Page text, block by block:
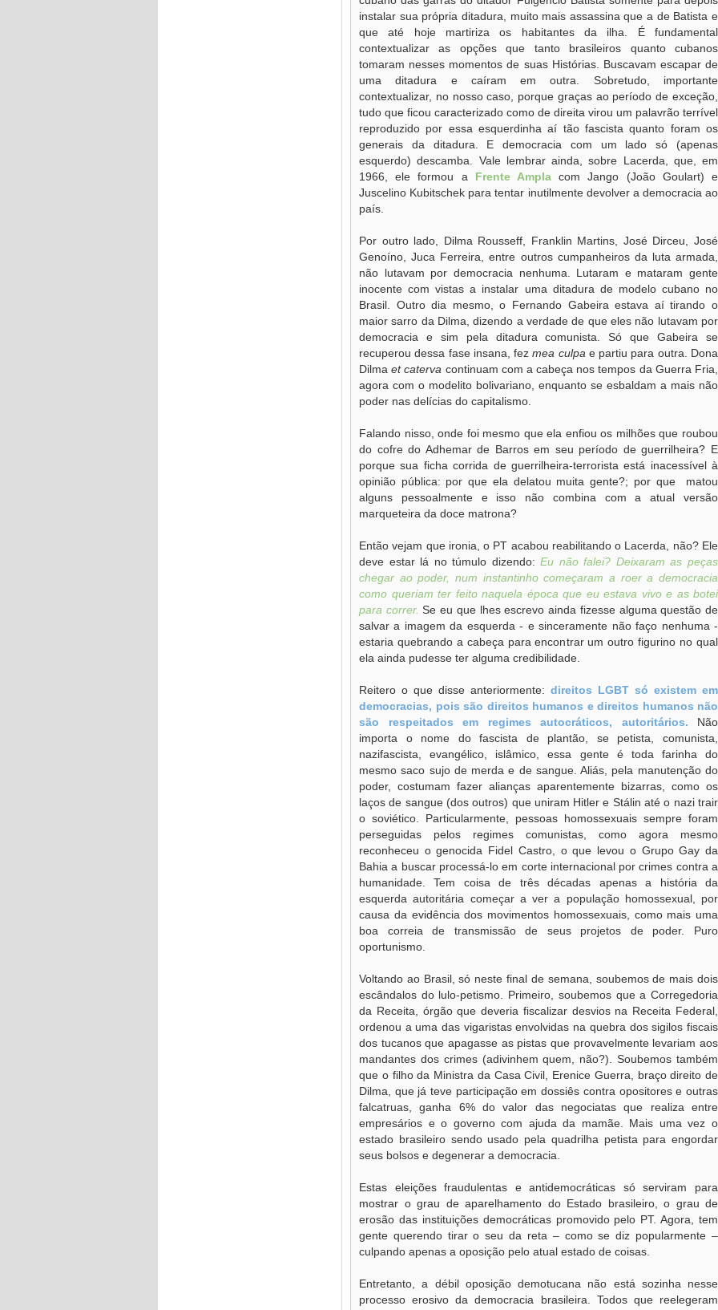
instalar sua própria ditadura, muito mais assassina que a de Batista e
que até hoje martiriza os habitantes da ilha. É fundamental
contextualizar as opções que tanto brasileiros quanto cubanos
tomaram nesses momentos de suas Histórias. Buscavam escapar de
uma ditadura e caíram em outra. Sobretudo, importante
contextualizar, no nosso caso, porque graças ao período de exceção,
tudo que ficou caracterizado como de direita virou um palavrão terrível
reproduzido por essa esquerdinha aí tão fascista quanto foram os
generais da ditadura. E democracia com um lado só (apenas
esquerdo) descamba. Vale lembrar ainda, sobre Lacerda, que, em
1966, ele formou a Frente Ampla com Jango (João Goulart) e
Juscelino Kubitschek para tentar inutilmente devolver a democracia ao
país.
Por outro lado, Dilma Rousseff, Franklin Martins, José Dirceu, José
Genoíno, Juca Ferreira, entre outros cumpanheiros da luta armada,
não lutavam por democracia nenhuma. Lutaram e mataram gente
inocente com vistas a instalar uma ditadura de modelo cubano no
Brasil. Outro dia mesmo, o Fernando Gabeira estava aí tirando o
maior sarro da Dilma, dizendo a verdade de que eles não lutavam por
democracia e sim pela ditadura comunista. Só que Gabeira se
recuperou dessa fase insana, fez mea culpa e partiu para outra. Dona
Dilmaet caterva continuam com a cabeça nos tempos da Guerra Fria,
agora com o modelito bolivariano, enquanto se esbaldam a mais não
poder nas delícias do capitalismo.
Falando nisso, onde foi mesmo que ela enfiou os milhões que roubou
do cofre do Adhemar de Barros em seu período de guerrilheira? E
porque sua ficha corrida de guerrilheira-terrorista está inacessível à
opinião pública: por que ela delatou muita gente?; por que matou
alguns pessoalmente e isso não combina com a atual versão
marqueteira da doce matrona?
Então vejam que ironia, o PT acabou reabilitando o Lacerda, não? Ele
deve estar lá no túmulo dizendo:Eu não falei? Deixaram as peças
chegar ao poder, num instantinho começaram a roer a democracia
como queriam ter feito naquela época que eu estava vivo e as botei
para correr. Se eu que lhes escrevo ainda fizesse alguma questão de
salvar a imagem da esquerda - e sinceramente não faço nenhuma -
estaria quebrando a cabeça para encontrar um outro figurino no qual
ela ainda pudesse ter alguma credibilidade.
Reitero o que disse anteriormente: direitos LGBT só existem em
democracias, pois são direitos humanos e direitos humanos não
são respeitados em regimes autocráticos, autoritários. Não
importa o nome do fascista de plantão, se petista, comunista,
nazifascista, evangélico, islâmico, essa gente é toda farinha do
mesmo saco sujo de merda e de sangue. Aliás, pela manutenção do
poder, costumam fazer alianças aparentemente bizarras, como os
laços de sangue (dos outros) que uniram Hitler e Stálin até o nazi trair
o soviético. Particularmente, pessoas homossexuais sempre foram
perseguidas pelos regimes comunistas, como agora mesmo
reconheceu o genocida Fidel Castro, o que levou o Grupo Gay da
Bahia a buscar processá-lo em corte internacional por crimes contra a
humanidade. Tem coisa de três décadas apenas a história da
esquerda autoritária começar a ver a população homossexual, por
causa da evidência dos movimentos homossexuais, como mais uma
boa correia de transmissão de seus projetos de poder. Puro
oportunismo.
Voltando ao Brasil, só neste final de semana, soubemos de mais dois
escândalos do lulo-petismo. Primeiro, soubemos que a Corregedoria
da Receita, órgão que deveria fiscalizar desvios na Receita Federal,
ordenou a uma das vigaristas envolvidas na quebra dos sigilos fiscais
dos tucanos que apagasse as pistas que provavelmente levariam aos
mandantes dos crimes (adivinhem quem, não?). Soubemos também
que o filho da Ministra da Casa Civil, Erenice Guerra, braço direito de
Dilma, que já teve participação em dossiês contra opositores e outras
falcatruas, ganha 6% do valor das negociatas que realiza entre
empresários e o governo com ajuda da mamãe. Mais uma vez o
estado brasileiro sendo usado pela quadrilha petista para engordar
seus bolsos e degenerar a democracia.
Estas eleições fraudulentas e antidemocráticas só serviram para
mostrar o grau de aparelhamento do Estado brasileiro, o grau de
erosão das instituições democráticas promovido pelo PT. Agora, tem
gente querendo tirar o seu da reta – como se diz popularmente –
culpando apenas a oposição pelo atual estado de coisas.
Entretanto, a débil oposição demotucana não está sozinha nesse
processo erosivo da democracia brasileira. Todos que reelegeram